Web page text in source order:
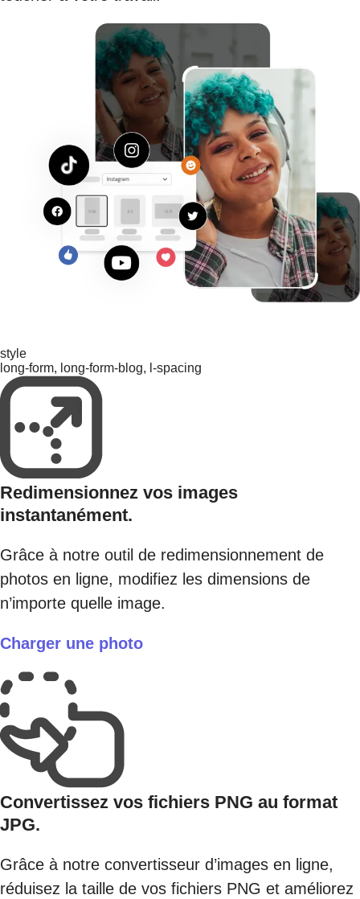
style
long-form, long-form-blog, l-spacing
Redimensionnez vos images
instantanément.
Grâce à notre outil de redimensionnement de
photos en ligne, modifiez les dimensions de
n’importe quelle image.
Charger une photo
Convertissez vos fichiers PNG au format
JPG.
Grâce à notre convertisseur d’images en ligne,
réduisez la taille de vos fichiers PNG et améliorez